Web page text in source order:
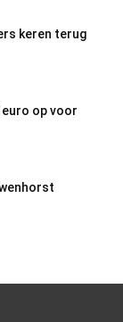
keren terug
euro op voor